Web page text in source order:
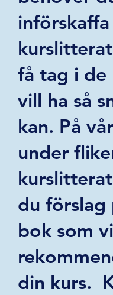
införskaffa
få tag i de
vill ha så
kan. På
under
du förslag
bok som vi
din kurs.